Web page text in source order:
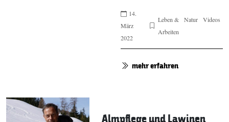
14.
März
2022
Leben &
Arbeiten
Natur Videos
mehr erfahren